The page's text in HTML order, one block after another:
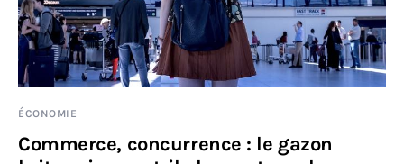
ÉCONOMIE
Commerce, concurrence : le gazon